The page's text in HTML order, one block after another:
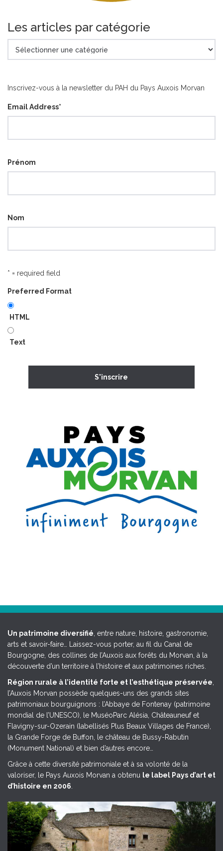
Les articles par catégorie
articles
Inscrivez-vous à la newsletter du PAH du Pays Auxois Morvan
Email Address*
Prénom
Nom
* = required field
Preferred Format
HTML
Text
Un patrimoine diversifié , entre nature, histoire, gastronomie,
arts et savoir-faire… Laissez-vous porter, au fil du Canal de
Bourgogne, des collines de l’Auxois aux forêts du Morvan, à la
découverte d’un territoire à l’histoire et aux patrimoines riches.
Région rurale à l’identité forte et l’esthétique préservée
l’Auxois Morvan possède quelques-uns des grands sites
patrimoniaux bourguignons : l’Abbaye de Fontenay (patrimoine
mondial de l’UNESCO), le MuséoParc Alésia, Châteauneuf et
Flavigny-sur-Ozerain (labellisés Plus Beaux Villages de France),
la Grande Forge de Buffon, le château de Bussy-Rabutin
(Monument National) et bien d’autres encore…
Grâce à cette diversité patrimoniale et à sa volonté de la
valoriser, le Pays Auxois Morvan a obtenu le label Pays d’art et
d’histoire en 2006